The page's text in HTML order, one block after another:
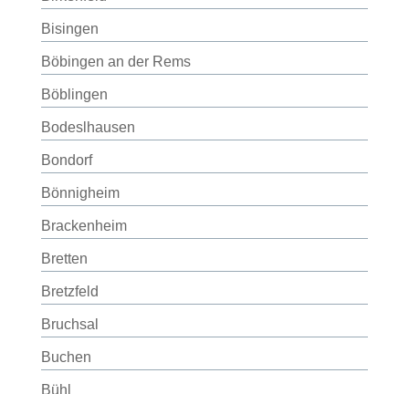
Bisingen
Böbingen an der Rems
Böblingen
Bodeslhausen
Bondorf
Bönnigheim
Brackenheim
Bretten
Bretzfeld
Bruchsal
Buchen
Bühl